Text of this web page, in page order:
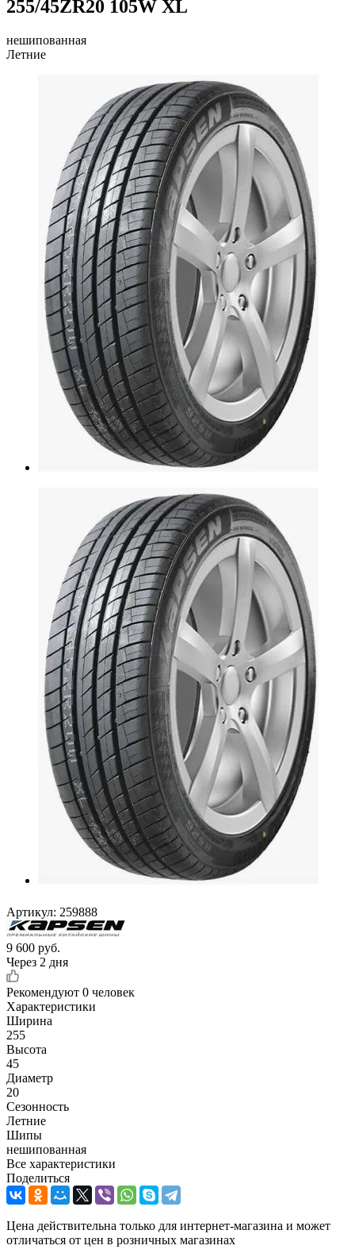
255/45ZR20 105W XL
нешипованная
Летние
Артикул: 259888
9 600 руб.
Через 2 дня
Рекомендуют 0 человек
Характеристики
Ширина
255
Высота
45
Диаметр
20
Сезонность
Летние
Шипы
нешипованная
Все характеристики
Поделиться
Цена действительна только для интернет-магазина и может
отличаться от цен в розничных магазинах